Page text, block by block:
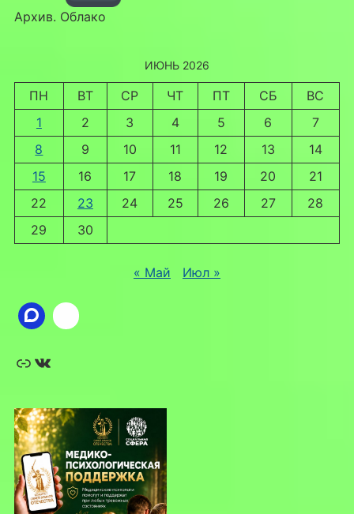
Архив. Облако
ИЮНЬ 2026
ПН ВТ СР ЧТ ПТ СБ
ВС
1
2 3 4 5 6
7
8
9 10 11 12 13
14
15
16 17 18 19 20
21
22
23 24 25 26 27
28
29
30
« Май Июл »
Ссылка